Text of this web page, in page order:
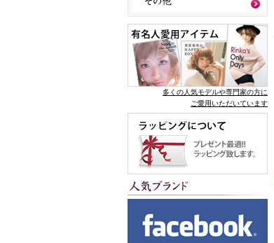
多くの人気モデルや専門家の方に
ご愛用いただいています